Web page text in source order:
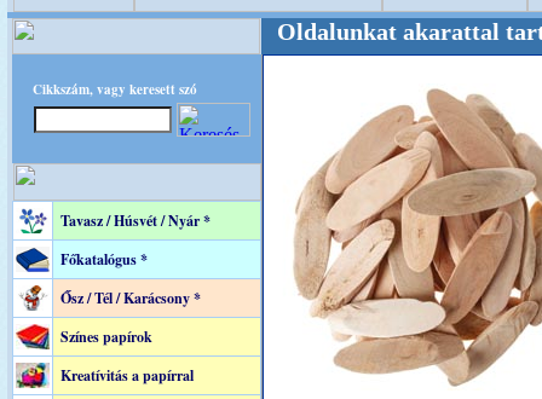
Cikkszám, vagy keresett szó
Tavasz / Húsvét / Nyár *
Főkatalógus *
Ősz / Tél / Karácsony *
Színes papírok
Kreatívitás a papírral
+++++++ Oldalunkat akarattal tartjuk